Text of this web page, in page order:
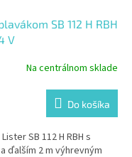
SB 112 H RBH
V
Na centrálnom sklade
Do košíka
SB 112 H RBH s
ďalším 2 m výhrevným